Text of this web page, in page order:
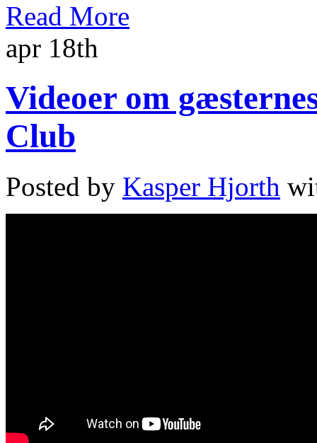
Read More
apr 18th
Videoer om
Club
Posted by Kasper Hjorth